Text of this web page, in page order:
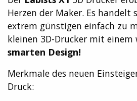
Herzen der Maker. Es handelt
extrem günstigen einfach zu
kleinen 3D-Drucker mit
smarten Design!
Merkmale des neuen
Druck: